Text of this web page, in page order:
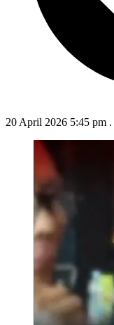
20 April 2026 5:45 pm .